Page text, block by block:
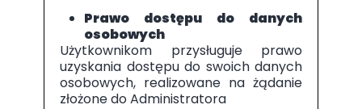
Prawo dostępu do danych
osobowych
Użytkownikom przysługuje prawo
uzyskania dostępu do swoich danych
osobowych, realizowane na żądanie
złożone do Administratora